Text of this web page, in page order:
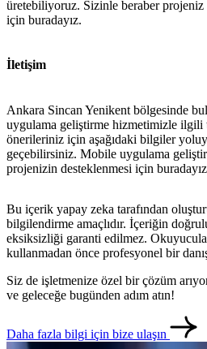
İletişim
üretebiliyoruz. Sizinle beraber
için buradayız.
İletişim
Ankara Sincan Yenikent bölgesinde
uygulama geliştirme hizmetimizle ilgili
önerileriniz için aşağıdaki bilgiler
geçebilirsiniz. Mobile uygulama
projenizin desteklenmesi için
Bu içerik yapay zeka tarafından
bilgilendirme amaçlıdır. İçeriğin
eksiksizliği garanti edilmez.
kullanmadan önce profesyonel bir
Siz de işletmenize özel bir çözüm
ve geleceğe bugünden adım atın!
Daha fazla bilgi için bize ulaşın